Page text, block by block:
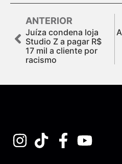
ANTERIOR
Juíza condena loja
Studio Z a pagar R$
17 mil a cliente por
racismo